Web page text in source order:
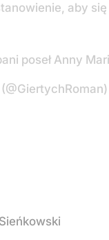
aby
poseł Anny